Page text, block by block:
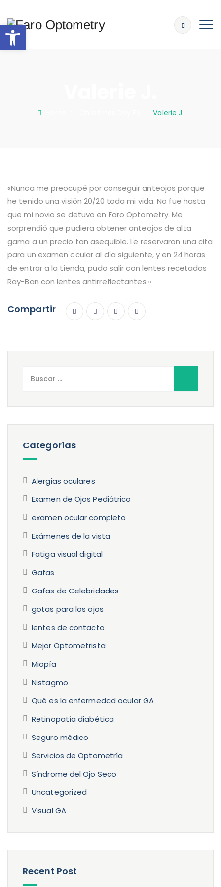
: :Valerie J.
«Nunca me preocupé por conseguir anteojos porque
he tenido una visión 20/20 toda mi vida. No fue hasta
que mi novio se detuvo en Faro Optometry. Me
sorprendió que pudiera obtener anteojos de alta
gama a un precio tan asequible. Le reservaron una cita
para un examen ocular al día siguiente, y en 24 horas
de entrar a la tienda, pudo salir con lentes recetados
Ray-Ban con lentes antirreflectantes.»
Compartir
Categorías
Alergias oculares
Examen de Ojos Pediátrico
examen ocular completo
Exámenes de la vista
Fatiga visual digital
Gafas
Gafas de Celebridades
gotas para los ojos
lentes de contacto
Mejor Optometrista
Miopía
Nistagmo
Qué es la enfermedad ocular GA
Retinopatía diabética
Seguro médico
Servicios de Optometría
Síndrome del Ojo Seco
Uncategorized
Visual GA
Recent Post
Abrir barra de herramientas